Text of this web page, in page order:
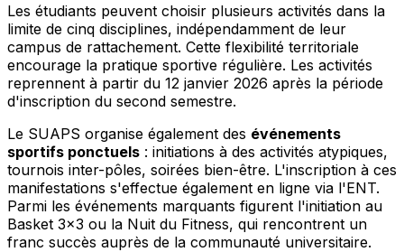
Les étudiants peuvent choisir plusieurs activités dans la
limite de cinq disciplines, indépendamment de leur
campus de rattachement. Cette flexibilité territoriale
encourage la pratique sportive régulière. Les activités
reprennent à partir du 12 janvier 2026 après la période
d'inscription du second semestre.
Le SUAPS organise également des événements
sportifs ponctuels : initiations à des activités atypiques,
tournois inter-pôles, soirées bien-être. L'inscription à ces
manifestations s'effectue également en ligne via l'ENT.
Parmi les événements marquants figurent l'initiation au
Basket 3x3 ou la Nuit du Fitness, qui rencontrent un
franc succès auprès de la communauté universitaire.